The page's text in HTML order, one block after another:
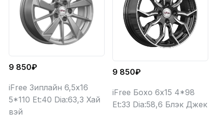
9 850₽
iFree Зиплайн 6,5x16
5*110 Et:40 Dia:63,3 Хай
вэй
9 850₽
iFree Бохо 6x15 4*98
Et:33 Dia:58,6 Блэк Джек